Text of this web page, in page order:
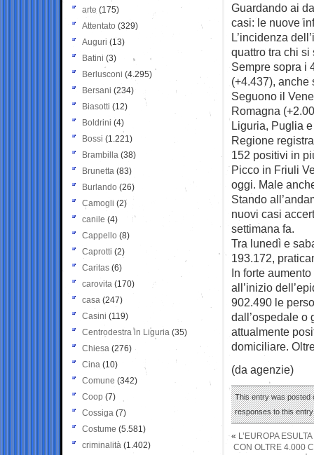
Guardando ai
casi: le nuove
L’incidenza
quattro tra chi si
Sempre sopra i
(+4.437), anche
Seguono il
Romagna
Liguria, Puglia
Regione
152 positivi in
Picco in Friuli
oggi. Male
Stando
nuovi casi
settimana fa.
Tra lunedì e
193.172,
In forte
all’inizio
902.490 le
dall’ospedale o
attualmente
domiciliare.
(da agenzie)
This entry was posted
responses to this
« L’EUROPA
CON OLTRE 4.000
arte (175)
Attentato (329)
Auguri (13)
Batini (3)
Berlusconi (4.295)
Bersani (234)
Biasotti (12)
Boldrini (4)
Bossi (1.221)
Brambilla (38)
Brunetta (83)
Burlando (26)
Camogli (2)
canile (4)
Cappello (8)
Caprotti (2)
Caritas (6)
carovita (170)
casa (247)
Casini (119)
Centrodestra in Liguria (35)
Chiesa (276)
Cina (10)
Comune (342)
Coop (7)
Cossiga (7)
Costume (5.581)
criminalità (1.402)